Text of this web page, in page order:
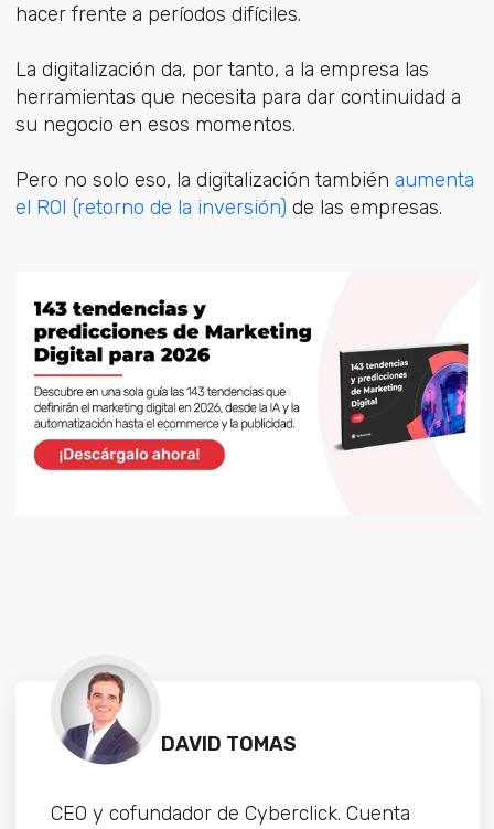
hacer frente a períodos difíciles.
La digitalización da, por tanto, a la empresa las
herramientas que necesita para dar continuidad a
su negocio en esos momentos.
Pero no solo eso, la digitalización también aumenta
el ROI (retorno de la inversión) de las empresas.
DAVID TOMAS
CEO y cofundador de Cyberclick. Cuenta